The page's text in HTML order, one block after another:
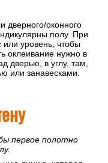
и на само
обои на полу.
смажьте клеем и
некоторое время
их можно клеить.
уровень, чтобы
оклеивание нужно в
или занавесками.